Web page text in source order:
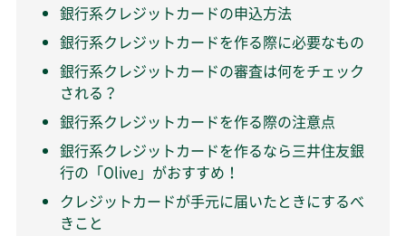
銀行系クレジットカードの申込方法
銀行系クレジットカードを作る際に必要なもの
銀行系クレジットカードの審査は何をチェック
される？
銀行系クレジットカードを作る際の注意点
銀行系クレジットカードを作るなら三井住友銀
行の「Olive」がおすすめ！
クレジットカードが手元に届いたときにするべ
きこと